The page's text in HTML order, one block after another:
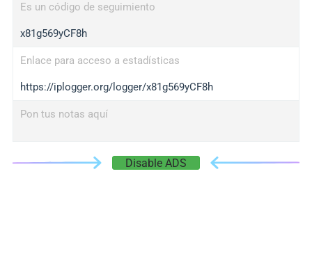
Es un código de seguimiento
x81g569yCF8h
Enlace para acceso a estadísticas
https://iplogger.org/logger/x81g569yCF8h
Pon tus notas aquí
Disable ADS